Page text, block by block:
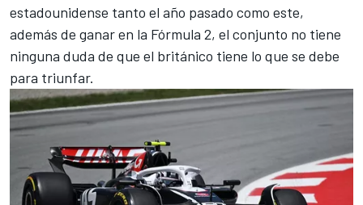
estadounidense tanto el año pasado como este,
además de ganar en la Fórmula 2, el conjunto no tiene
ninguna duda de que el británico tiene lo que se debe
para triunfar.